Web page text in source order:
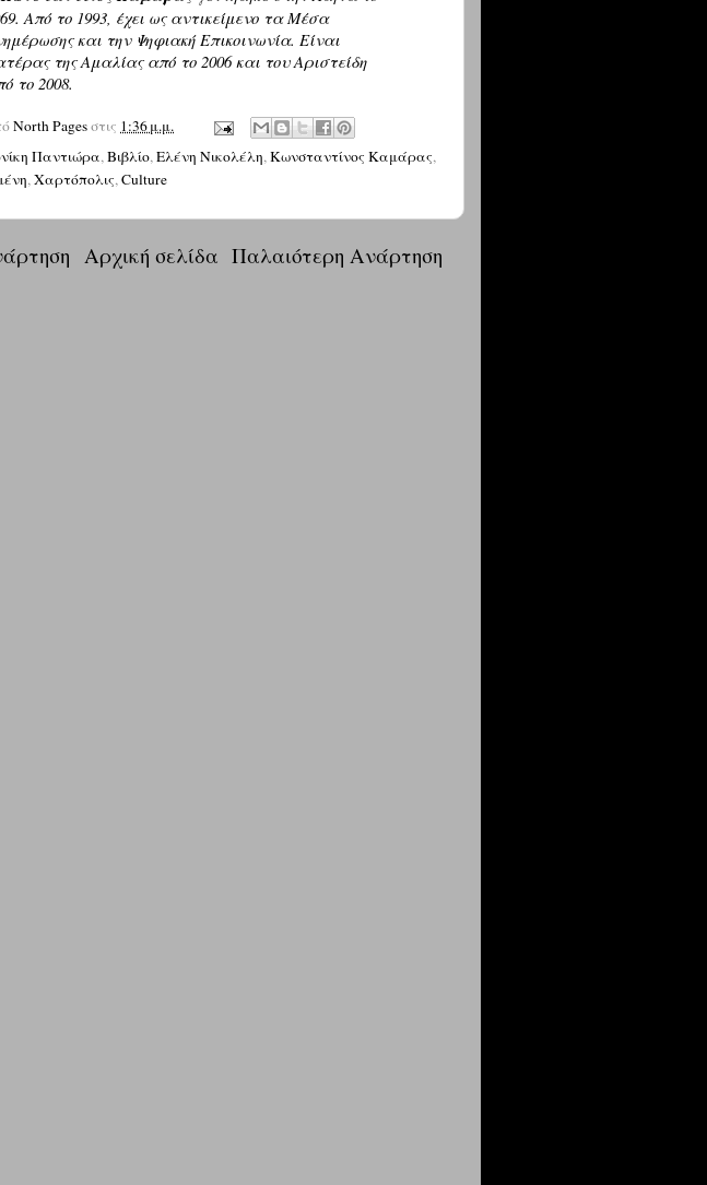
Από το 1993, έχει ως αντικείμενο τα Μέσα
και την Ψηφιακή Επικοινωνία. Είναι
της Αμαλίας από το 2006 και του Αριστείδη
το 2008.
North Pagesστις 1:36 μ.μ.
Παντιώρα,Βιβλίο,Ελένη Νικολέλη,Κωνσταντίνος Καμάρας,
,Χαρτόπολις,Culture
Παλαιότερη Ανάρτηση
Αρχική σελίδα